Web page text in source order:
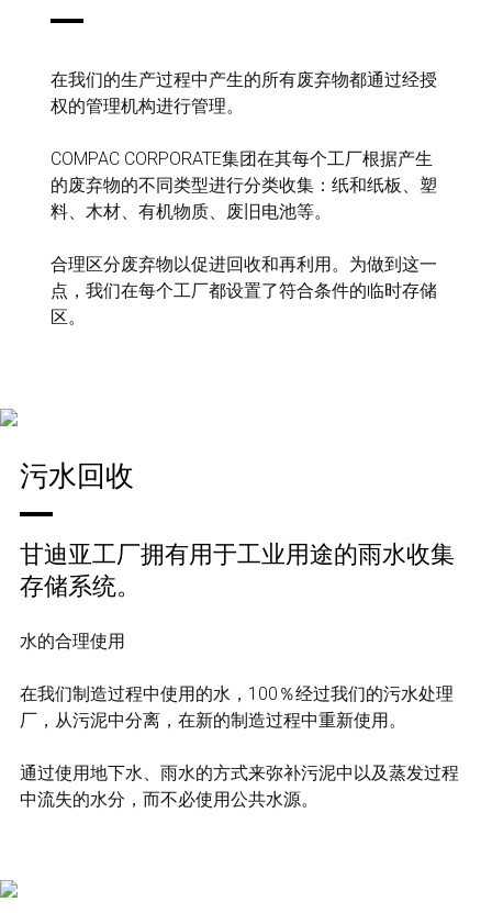
在我们的生产过程中产生的所有废弃物都通过经授
权的管理机构进行管理。
COMPAC CORPORATE集团在其每个工厂根据产生
的废弃物的不同类型进行分类收集：纸和纸板、塑
料、木材、有机物质、废旧电池等。
合理区分废弃物以促进回收和再利用。为做到这一
点，我们在每个工厂都设置了符合条件的临时存储
区。
污水回收
甘迪亚工厂拥有用于工业用途的雨水收集
存储系统。
水的合理使用
在我们制造过程中使用的水，100％经过我们的污水处理
厂，从污泥中分离，在新的制造过程中重新使用。
通过使用地下水、雨水的方式来弥补污泥中以及蒸发过程
中流失的水分，而不必使用公共水源。